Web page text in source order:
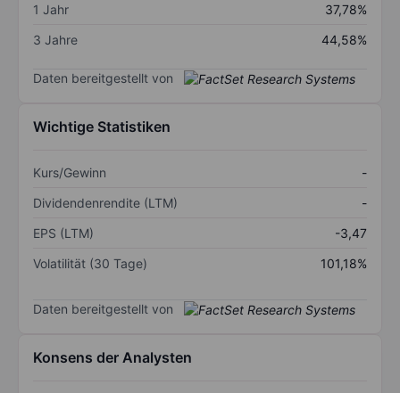
1 Jahr
37,78%
3 Jahre
44,58%
Daten bereitgestellt von
Wichtige Statistiken
Kurs/Gewinn
-
Dividendenrendite (LTM)
-
EPS (LTM)
-3,47
Volatilität (30 Tage)
101,18%
Daten bereitgestellt von
Konsens der Analysten